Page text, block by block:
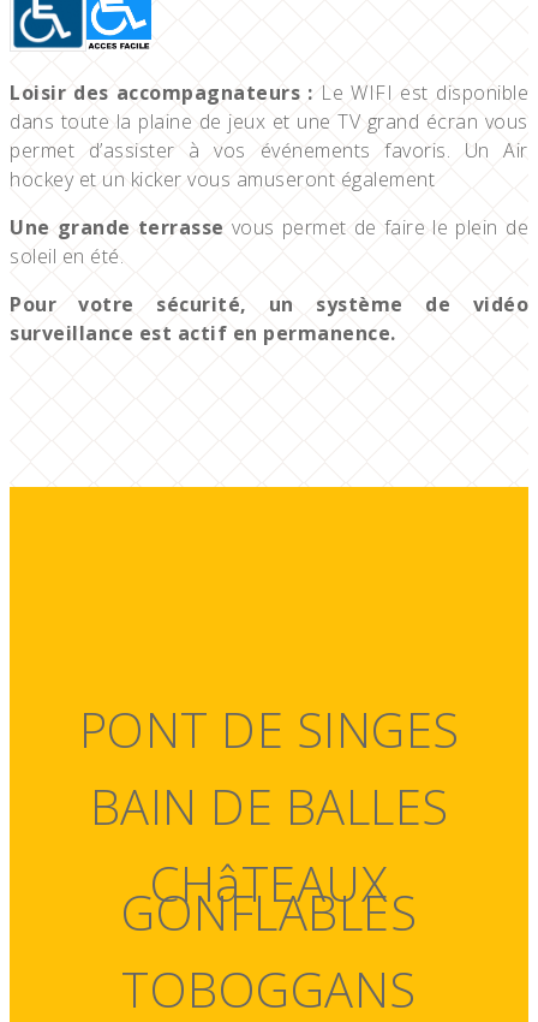
Loisir des accompagnateurs : Le WIFI est disponible
dans toute la plaine de jeux et une TV grand écran vous
permet d’assister à vos événements favoris. Un Air
hockey et un kicker vous amuseront également
Une grande terrasse vous permet de faire le plein de
soleil en été.
Pour votre sécurité, un système de vidéo
surveillance est actif en permanence.
PONT DE SINGES
BAIN DE BALLES
CHâTEAUX
GONFLABLES
TOBOGGANS